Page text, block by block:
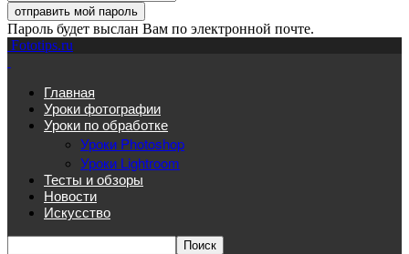
Пароль будет выслан Вам по электронной почте.
Fototips.ru
Главная
Уроки фотографии
Уроки по обработке
Уроки Photoshop
Уроки Lightroom
Тесты и обзоры
Новости
Искусство